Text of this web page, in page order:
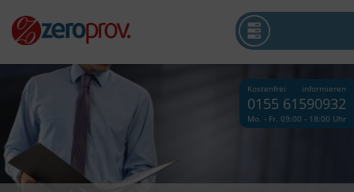
Kostenfrei informieren
0155 61590932
Mo. - Fr. 09:00 - 18:00 Uhr